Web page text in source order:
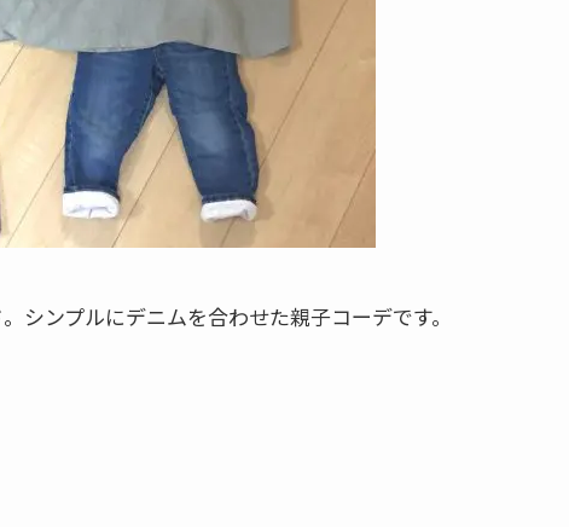
シンプルにデニムを合わせた親子コーデです。